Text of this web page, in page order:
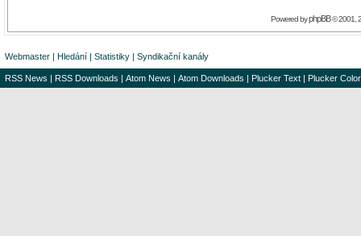
Powered byphpBB© 2001,
Webmaster | Hledání | Statistiky | Syndikační kanály
RSS News | RSS Downloads | Atom News | Atom Downloads | Plucker Text | Plucker Color